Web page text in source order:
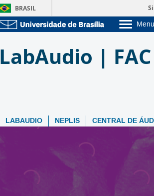
BRASIL
Menu
Estude na
Graduação
LabAudio | FAC
LABAUDIO NEPLIS CENTRAL DE